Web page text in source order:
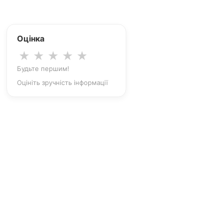
Оцінка
★ ★ ★ ★ ★
Будьте першим!
Оцініть зручність інформації